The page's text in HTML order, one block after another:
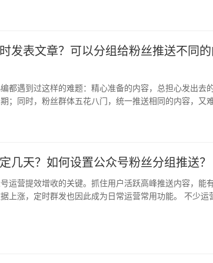
发表文章？可以分组给粉丝推送不同的
都遇到过这样的难题：精心准备的内容，总担心发出去
；同时，粉丝群体五花八门，统一推送相同的内容，又
几天？如何设置公众号粉丝分组推送？
运营提效增收的关键。抓住用户活跃高峰推送内容，能
上涨，定时群发也因此成为日常运营常用功能。 不少运